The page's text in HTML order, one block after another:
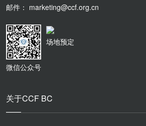
邮件： marketing@ccf.org.cn
微信公众号
场地预定
关于CCF BC